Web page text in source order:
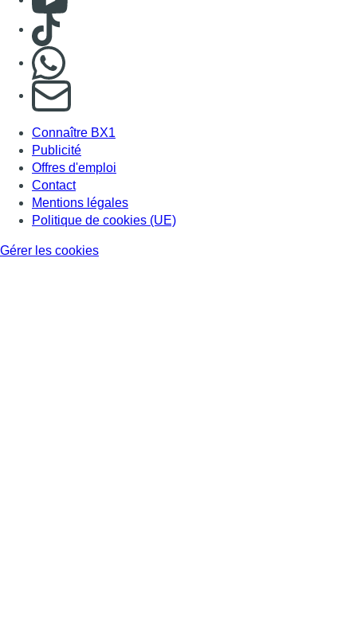
Consulter TikTok
S'abonner à notre newsletter
Connaître BX1
Publicité
Offres d'emploi
Contact
Mentions légales
Politique de cookies (UE)
Gérer les cookies